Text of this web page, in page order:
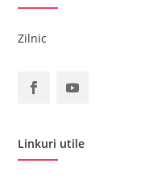
Zilnic
Linkuri utile